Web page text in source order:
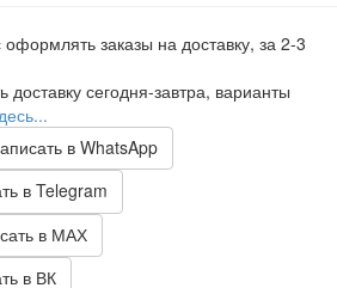
заказы на доставку, за 2-3
сегодня-завтра, варианты
в WhatsApp
в Telegram
в МАХ
в ВК